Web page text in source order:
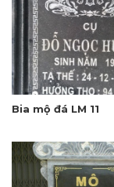
Bia mộ đá LM 11